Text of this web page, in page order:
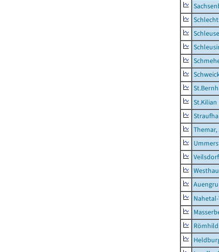
St.Kilian
Veilsdorf